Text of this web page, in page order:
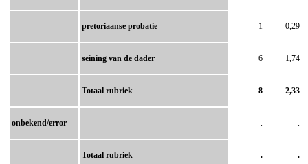
pretoriaanse probatie 1 0,29
seining van de dader 6 1,74
Totaal rubriek 8 2,33
onbekend/error
Totaal rubriek . .